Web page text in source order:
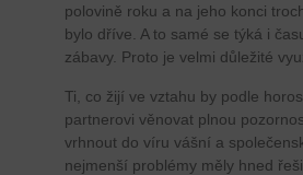
polovině roku a na jeho konci
bylo dříve. A to samé se týká i
zábavy. Proto je velmi důležité
Ti, co žijí ve vztahu by podle
partnerovi věnovat plnou
vrhnout do víru vášní a
nejmenší problémy měly hned